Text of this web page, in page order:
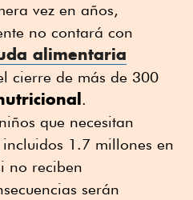
vez en años,
no contará con
alimentaria
cierre de más de 300
.
que necesitan
1.7 millones en
no reciben
serán